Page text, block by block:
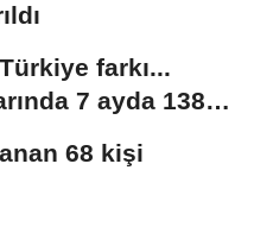
farkı...
7 ayda 138,7
68 kişi